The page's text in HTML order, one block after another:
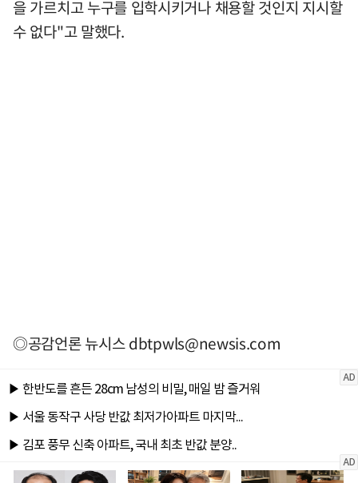
을 가르치고 누구를 입학시키거나 채용할 것인지 지시할
수 없다"고 말했다.
◎공감언론 뉴시스dbtpwls@newsis.com